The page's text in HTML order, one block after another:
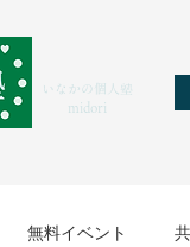
いなかの個人塾
midori
無料イベント